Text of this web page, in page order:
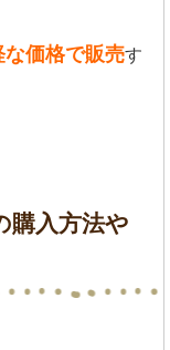
価格で販売す
購入方法や